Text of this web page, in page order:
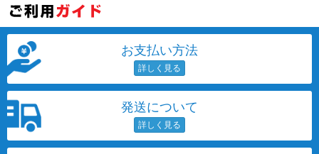
お支払い方法
発送について